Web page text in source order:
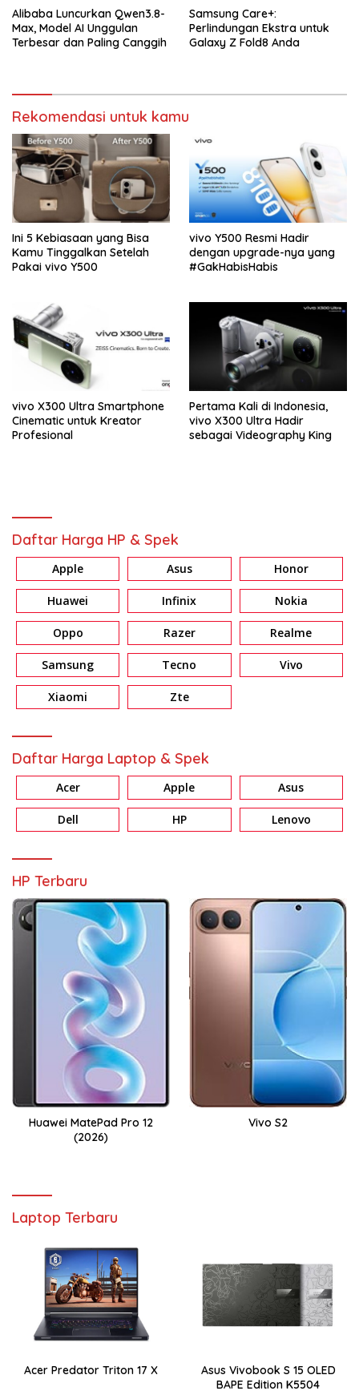
Alibaba Luncurkan Qwen3.8-
Max, Model AI Unggulan
Terbesar dan Paling Canggih
Samsung Care+:
Perlindungan Ekstra untuk
Galaxy Z Fold8 Anda
Rekomendasi untuk kamu
Ini 5 Kebiasaan yang Bisa
Kamu Tinggalkan Setelah
Pakai vivo Y500
vivo Y500 Resmi Hadir
dengan upgrade-nya yang
#GakHabisHabis
vivo X300 Ultra Smartphone
Cinematic untuk Kreator
Profesional
Pertama Kali di Indonesia,
vivo X300 Ultra Hadir
sebagai Videography King
Daftar Harga HP & Spek
Apple Asus Honor
Huawei Infinix Nokia
Oppo Razer Realme
Samsung Tecno Vivo
Xiaomi Zte
Daftar Harga Laptop & Spek
Acer Apple Asus
Dell HP Lenovo
HP Terbaru
Huawei MatePad Pro 12
(2026)
Vivo S2
Laptop Terbaru
Acer Predator Triton 17 X
Asus Vivobook S 15 OLED
BAPE Edition K5504